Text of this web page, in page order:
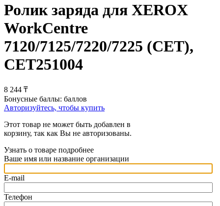
Ролик заряда для XEROX
WorkCentre
7120/7125/7220/7225 (CET),
CET251004
8 244 ₸
Бонусные баллы: баллов
Авторизуйтесь, чтобы купить
Этот товар не может быть добавлен в
корзину, так как Вы не авторизованы.
Узнать о товаре подробнее
Ваше имя или название организации
E-mail
Телефон